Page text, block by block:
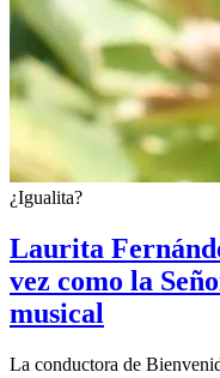
¿Igualita?
Laurita
vez como la
musical
La conductora de